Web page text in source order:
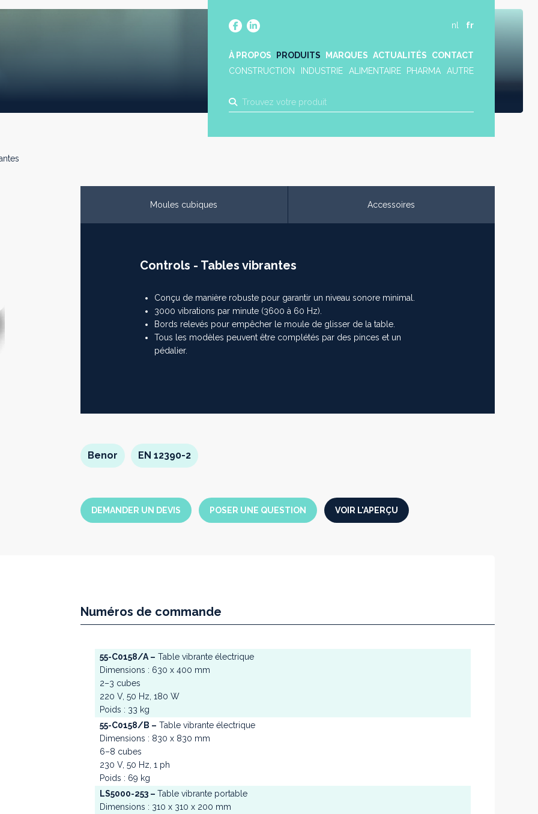
nl fr
À PROPOS PRODUITS MARQUES ACTUALITÉS
CONTACT
CONSTRUCTION
INDUSTRIE ALIMENTAIRE PHARMA AUTRE
Moules cubiques Accessoires
Controls - Tables vibrantes
Conçu de manière robuste pour garantir un niveau sonore minimal.
3000 vibrations par minute (3600 à 60 Hz).
Bords relevés pour empêcher le moule de glisser de la table.
Tous les modèles peuvent être complétés par des pinces et un
pédalier.
Benor EN 12390-2
DEMANDER UN DEVIS POSER UNE QUESTION VOIR L'APERÇU
Numéros de commande
55-C0158/A – Table vibrante électrique
Dimensions : 630 x 400 mm
2–3 cubes
220 V, 50 Hz, 180 W
Poids : 33 kg
55-C0158/B – Table vibrante électrique
Dimensions : 830 x 830 mm
6–8 cubes
230 V, 50 Hz, 1 ph
Poids : 69 kg
LS5000-253 – Table vibrante portable
Dimensions : 310 x 310 x 200 mm